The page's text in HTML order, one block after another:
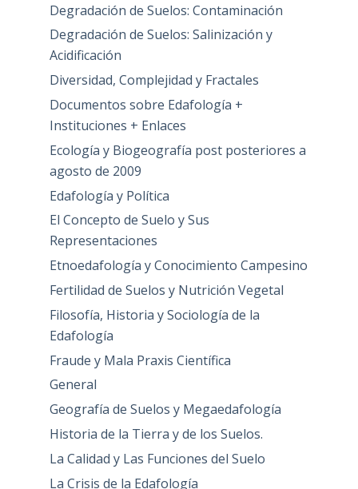
Degradación de Suelos: Contaminación
Degradación de Suelos: Salinización y
Acidificación
Diversidad, Complejidad y Fractales
Documentos sobre Edafología +
Instituciones + Enlaces
Ecología y Biogeografía post posteriores a
agosto de 2009
Edafología y Política
El Concepto de Suelo y Sus
Representaciones
Etnoedafología y Conocimiento Campesino
Fertilidad de Suelos y Nutrición Vegetal
Filosofía, Historia y Sociología de la
Edafología
Fraude y Mala Praxis Científica
General
Geografía de Suelos y Megaedafología
Historia de la Tierra y de los Suelos.
La Calidad y Las Funciones del Suelo
La Crisis de la Edafología